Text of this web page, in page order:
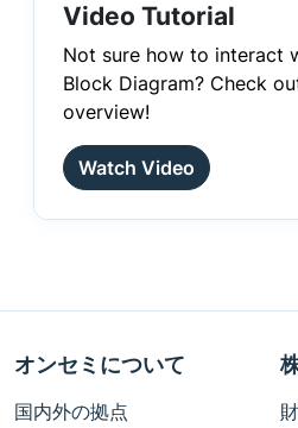
Video Tutorial
Not sure how to interact
Block Diagram? Check
overview!
Watch Video
オンセミについて
国内外の拠点